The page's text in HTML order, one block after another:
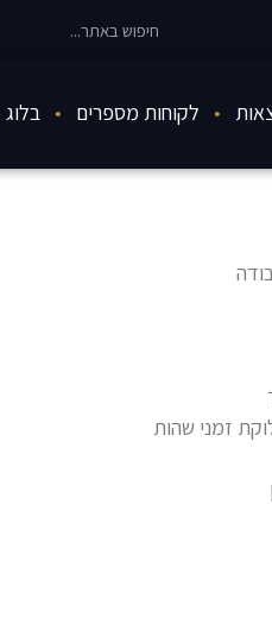
לקוחות מספרים בלוג
זמני שהות